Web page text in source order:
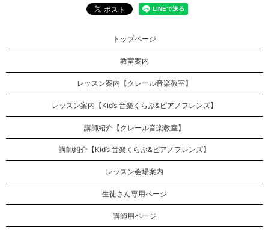
トップページ
教室案内
レッスン案内【クレール音楽教室】
レッスン案内【Kid’s 音楽くらぶ&ピアノフレンズ】
講師紹介【クレール音楽教室】
講師紹介【Kid’s 音楽くらぶ&ピアノフレンズ】
レッスン会場案内
生徒さん専用ページ
講師用ページ